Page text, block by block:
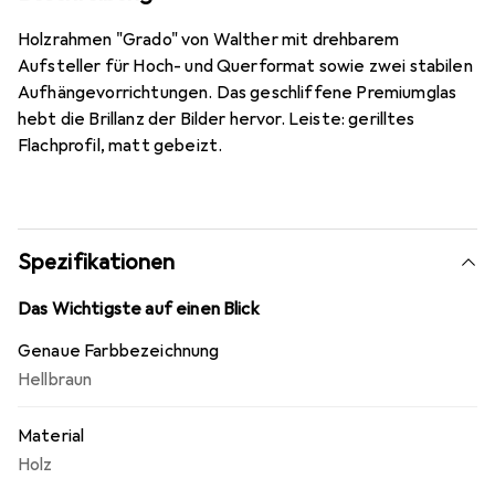
Holzrahmen "Grado" von Walther mit drehbarem
Aufsteller für Hoch- und Querformat sowie zwei stabilen
Aufhängevorrichtungen. Das geschliffene Premiumglas
hebt die Brillanz der Bilder hervor. Leiste: gerilltes
Flachprofil, matt gebeizt.
Spezifikationen
Das Wichtigste auf einen Blick
Genaue Farbbezeichnung
Hellbraun
Material
Holz